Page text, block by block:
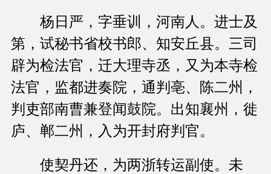
杨日严，字垂训，河南人。进士及
第，试秘书省校书郎、知安丘县。三司
辟为检法官，迁大理寺丞，又为本寺检
法官，监都进奏院，通判亳、陈二州，
判吏部南曹兼登闻鼓院。出知襄州，徙
庐、郸二州，入为开封府判官。
使契丹还，为两浙转运副使。未